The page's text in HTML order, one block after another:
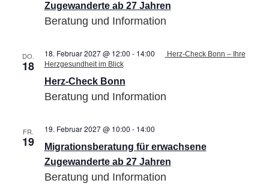
Zugewanderte ab 27 Jahren
ab
27
Beratung und Information
DO.
18
Herz-Check Bonn
18. Februar 2027 @ 12:00 - 14:00
Herz-Check Bonn – Ihre
Herzgesundheit im Blick
Beratung und Information
FR.
19
Migrationsberatung für erwachsene
Zugewanderte ab 27 Jahren
19. Februar 2027 @ 10:00 - 14:00
erwachsene
ab
27
Beratung und Information